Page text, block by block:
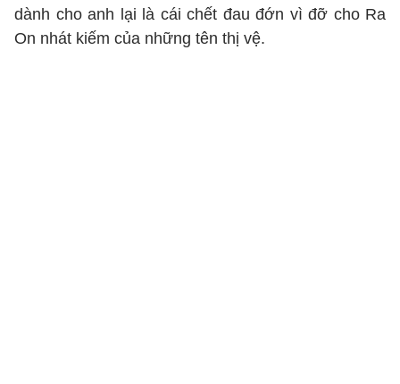
dành cho anh lại là cái chết đau đớn vì đỡ cho Ra
On nhát kiếm của những tên thị vệ.